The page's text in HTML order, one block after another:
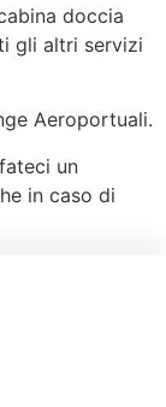
doccia
gli altri servizi
Aeroportuali.
un
in caso di